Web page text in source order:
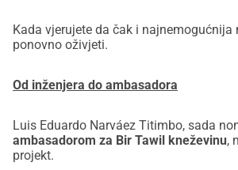
Kada vjerujete da čak i najnemogućnija
ponovno oživjeti.
Od inženjera do ambasadora
Luis Eduardo Narváez Titimbo, sada
ambasadorom za Bir Tawil kneževinu,
projekt.